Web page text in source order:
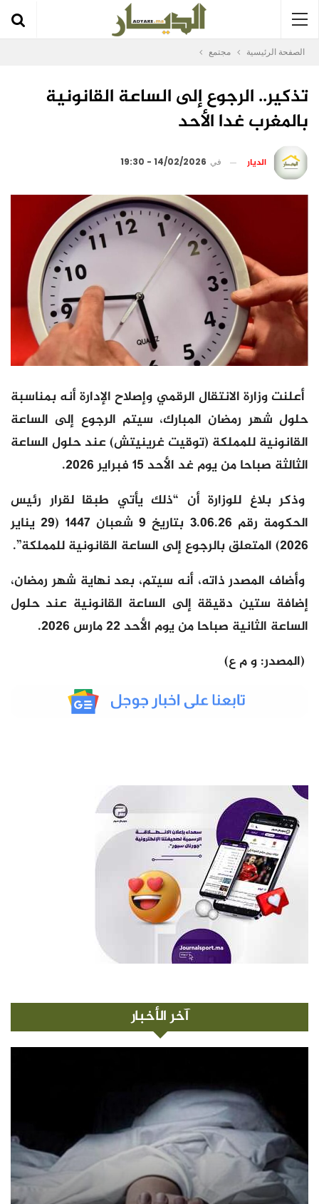
الصفحة الرئيسية مجتمع
تذكير.. الرجوع إلى الساعة القانونية
بالمغرب غدا الأحد
الديار في 14/02/2026 - 19:30
أعلنت وزارة الانتقال الرقمي وإصلاح الإدارة أنه بمناسبة
حلول شهر رمضان المبارك، سيتم الرجوع إلى الساعة
القانونية للمملكة (توقيت غرينيتش) عند حلول الساعة
الثالثة صباحا من يوم غد الأحد 15 فبراير 2026.
وذكر بلاغ للوزارة أن “ذلك يأتي طبقا لقرار رئيس
الحكومة رقم 3.06.26 بتاريخ 9 شعبان 1447 (29 يناير
2026) المتعلق بالرجوع إلى الساعة القانونية للمملكة”.
وأضاف المصدر ذاته، أنه سيتم، بعد نهاية شهر رمضان،
إضافة ستين دقيقة إلى الساعة القانونية عند حلول
الساعة الثانية صباحا من يوم الأحد 22 مارس 2026.
(المصدر: و م ع)
آخر الأخبار